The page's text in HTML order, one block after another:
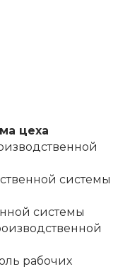
цеха
системы
системы
рабочих